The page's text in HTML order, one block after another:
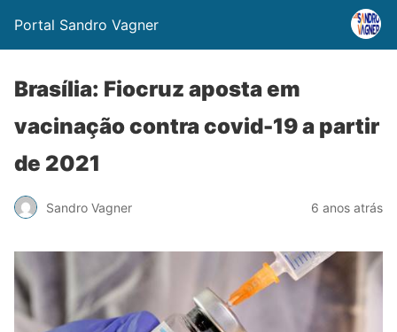
Portal Sandro Vagner
Brasília: Fiocruz aposta em
vacinação contra covid-19 a partir
de 2021
Sandro Vagner 6 anos atrás